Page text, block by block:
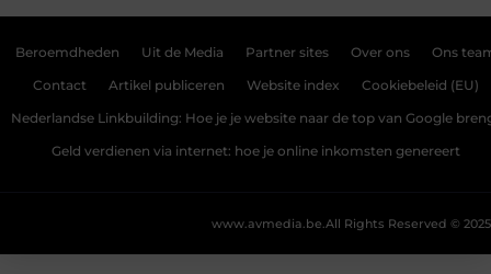
Beroemdheden Uit de Media Partner sites Over ons Ons
Contact Artikel publiceren Website index Cookiebeleid (EU)
Nederlandse Linkbuilding: Hoe je je website naar de top van Google
Geld verdienen via internet: hoe je online inkomsten genereert
All Rights Reserved © 2025
www.avmedia.be.